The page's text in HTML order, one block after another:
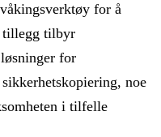
for å
tillegg tilbyr
for
noe
i tilfelle